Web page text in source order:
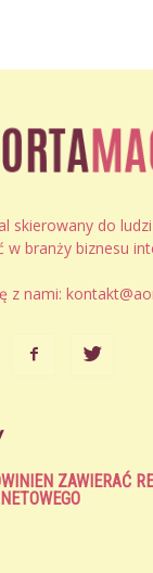
skierowany do ludzi
w branży biznesu
z nami:
ZAWIERAĆ